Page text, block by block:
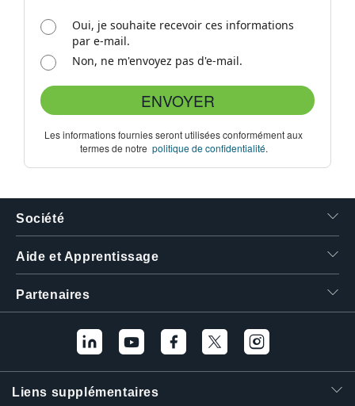
Oui, je souhaite recevoir ces informations
par e-mail.
Non, ne m'envoyez pas d'e-mail.
ENVOYER
Les informations fournies seront utilisées conformément aux
termes de notre politique de confidentialité.
Société
Aide et Apprentissage
Partenaires
Liens supplémentaires